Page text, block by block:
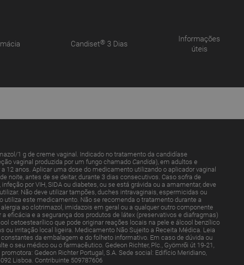
Candiset® 3 Dias
Informações
úteis
1 g de creme vaginal. Indicado no tratamento da candidíase
vaginal produzida por um fungo chamado Candida), em adultos e
12 anos. Aplicar uma dose do medicamento utilizando o aplicador vaginal
noite, antes de se deitar, durante 3 dias consecutivos. Caso sofra de
por VIH, SIDA ou diabetes, ou se está grávida ou a amamentar, deve
Não deve utilizar tampões, duches intravaginais, espermicidas ou
utiliza este medicamento. Não se recomenda o tratamento durante a
ao clotrimazol, imidazois em geral ou a qualquer outro componente
eficácia e a segurança dos produtos de látex (preservativos e diafragmas)
cetoestearílico que pode originar reações locais na pele e álcool benzílico
ou irritação local ligeira. Medicamento Não Sujeito a Receita Médica. Leia
da embalagem e do folheto informativo. Em caso de dúvida ou
o seu médico ou o farmacêutico. Gedeon Richter, Plc., Gyömrői út 19-21,
Gedeon Richter Portugal, S.A. Sede social: Edifício Meridiano,
Lisboa. Contribuinte 509787606